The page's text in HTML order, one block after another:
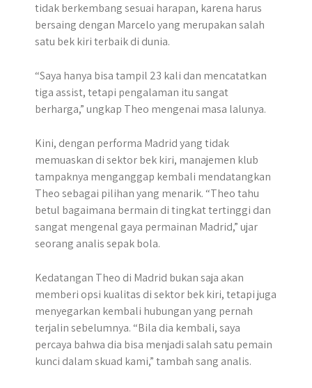
tidak berkembang sesuai harapan, karena harus
bersaing dengan Marcelo yang merupakan salah
satu bek kiri terbaik di dunia.
“Saya hanya bisa tampil 23 kali dan mencatatkan
tiga assist, tetapi pengalaman itu sangat
berharga,” ungkap Theo mengenai masa lalunya.
Kini, dengan performa Madrid yang tidak
memuaskan di sektor bek kiri, manajemen klub
tampaknya menganggap kembali mendatangkan
Theo sebagai pilihan yang menarik. “Theo tahu
betul bagaimana bermain di tingkat tertinggi dan
sangat mengenal gaya permainan Madrid,” ujar
seorang analis sepak bola.
Kedatangan Theo di Madrid bukan saja akan
memberi opsi kualitas di sektor bek kiri, tetapi juga
menyegarkan kembali hubungan yang pernah
terjalin sebelumnya. “Bila dia kembali, saya
percaya bahwa dia bisa menjadi salah satu pemain
kunci dalam skuad kami,” tambah sang analis.